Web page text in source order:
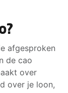
afgesproken
de cao
over
over je loon,